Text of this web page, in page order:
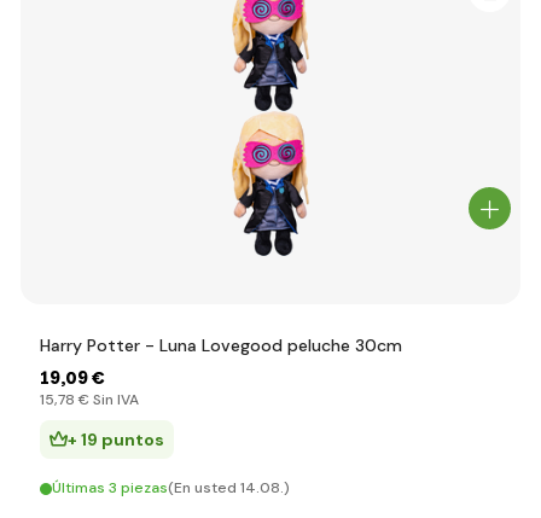
Harry Potter - Luna Lovegood peluche 30cm
19,09 €
15,78 € Sin IVA
+ 19 puntos
Últimas 3 piezas(En usted 14.08.)